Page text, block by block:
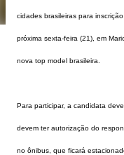
cidades brasileiras para
próxima sexta-feira (21), em
nova top model brasileira.
Para participar, a candidata
devem ter autorização do
no ônibus, que ficará